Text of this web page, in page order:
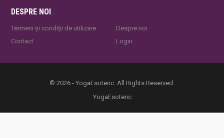
DESPRE NOI
Termeni și condiții de utilizare
Contact
Despre noi
Login
© 2026 - YogaEsoteric. All Rights Reserved.
YogaEsoteric